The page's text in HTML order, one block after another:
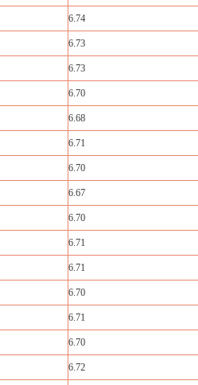
6.74
6.73
6.73
6.70
6.68
6.71
6.70
6.67
6.70
6.71
6.71
6.70
6.71
6.70
6.72